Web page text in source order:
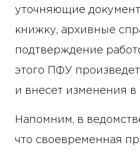
уточняющие
книжку, архивные
подтверждение
этого ПФУ
и внесет изменения в
Напомним, в
что своевременная